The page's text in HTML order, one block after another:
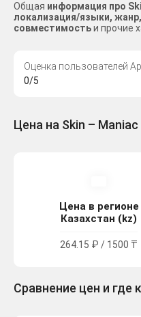
Общая информация про
локализация/языки,
совместимостьи прочие
Оценка пользователей
0/5
Цена на Skin –
Цена в регионе
Казахстан (kz)
264.15 ₽ / 1500 ₸
Сравнение цен и где